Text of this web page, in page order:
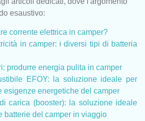
esaustivo:
corrente elettrica in camper?
in camper: i diversi tipi di batteria
produrre energia pulita in camper
EFOY: la soluzione ideale per
esigenze energetiche del camper
carica (booster): la soluzione ideale
batterie del camper in viaggio